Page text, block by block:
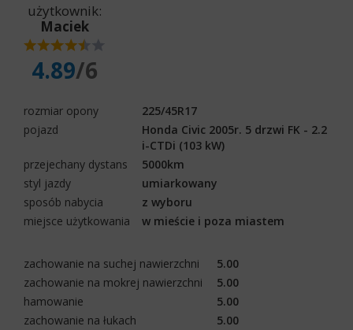
użytkownik:
Maciek
4.89/6
rozmiar opony
225/45R17
pojazd
Honda Civic 2005r. 5 drzwi FK - 2.2
i-CTDi (103 kW)
przejechany dystans
5000km
styl jazdy
umiarkowany
sposób nabycia
z wyboru
miejsce użytkowania
w mieście i poza miastem
zachowanie na suchej nawierzchni
5.00
zachowanie na mokrej nawierzchni
5.00
hamowanie
5.00
zachowanie na łukach
5.00